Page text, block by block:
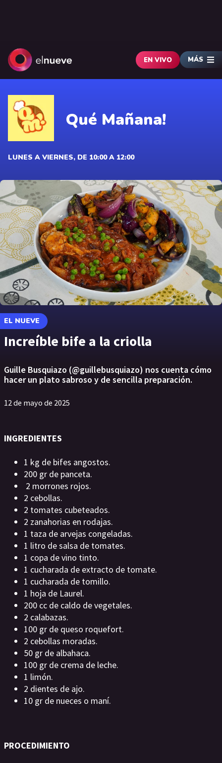
EN VIVO MÁS
Qué Mañana!
LUNES A VIERNES, DE 10:00 A 12:00
EL NUEVE
Increíble bife a la criolla
Guille Busquiazo (@guillebusquiazo) nos cuenta cómo
hacer un plato sabroso y de sencilla preparación.
12 de mayo de 2025
INGREDIENTES
1 kg de bifes angostos.
200 gr de panceta.
2 morrones rojos.
2 cebollas.
2 tomates cubeteados.
2 zanahorias en rodajas.
1 taza de arvejas congeladas.
1 litro de salsa de tomates.
1 copa de vino tinto.
1 cucharada de extracto de tomate.
1 cucharada de tomillo.
1 hoja de Laurel.
200 cc de caldo de vegetales.
2 calabazas.
100 gr de queso roquefort.
2 cebollas moradas.
50 gr de albahaca.
100 gr de crema de leche.
1 limón.
2 dientes de ajo.
10 gr de nueces o maní.
PROCEDIMIENTO